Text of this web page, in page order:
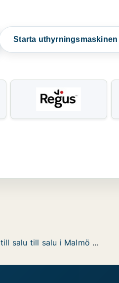
Starta
Kommersiella fastigheter till salu till salu i Malmö Centrum